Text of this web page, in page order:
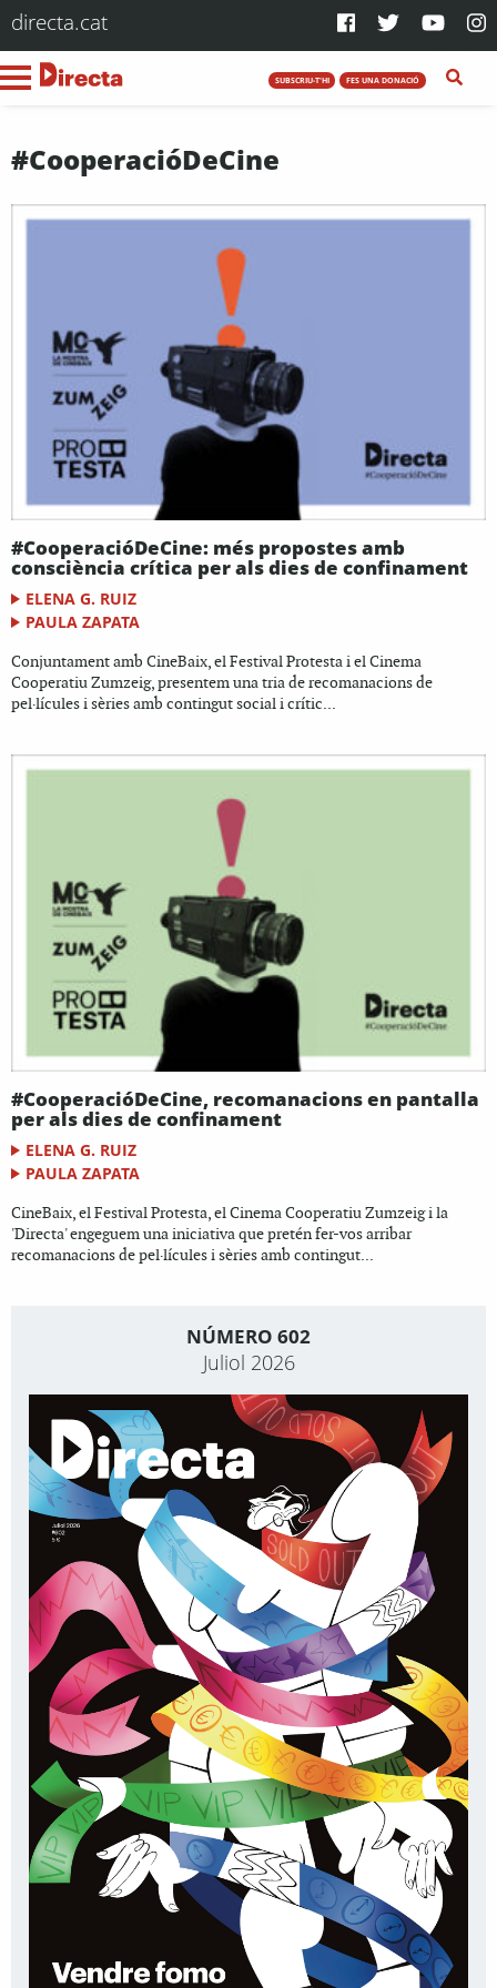
directa.cat
SUBSCRIU-T'HI FES UNA DONACIÓ
#CooperacióDeCine
#CooperacióDeCine: més propostes amb
consciència crítica per als dies de confinament
ELENA G. RUIZ
PAULA ZAPATA
Conjuntament amb CineBaix, el Festival Protesta i el Cinema
Cooperatiu Zumzeig, presentem una tria de recomanacions de
pel·lícules i sèries amb contingut social i crític...
#CooperacióDeCine, recomanacions en pantalla
per als dies de confinament
ELENA G. RUIZ
PAULA ZAPATA
CineBaix, el Festival Protesta, el Cinema Cooperatiu Zumzeig i la
'Directa' engeguem una iniciativa que pretén fer-vos arribar
recomanacions de pel·lícules i sèries amb contingut...
NÚMERO 602
Juliol 2026